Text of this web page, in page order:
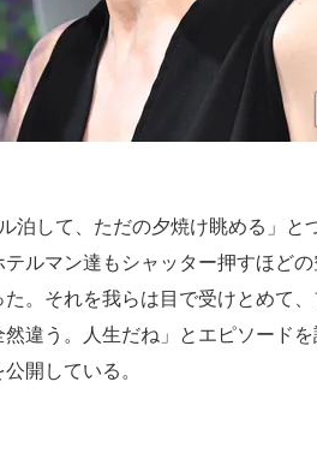
して、ただの夕焼け眺める」と
ルマン達もシャッター押すほど
。それを我らは目で受けとめて
違う。人生だね」とエピソード
開している。